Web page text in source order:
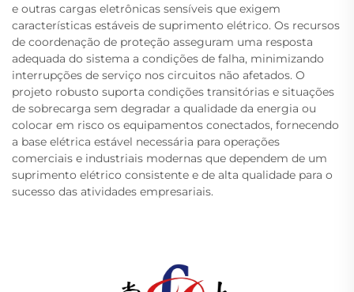
e outras cargas eletrônicas sensíveis que exigem
características estáveis de suprimento elétrico. Os recursos
de coordenação de proteção asseguram uma resposta
adequada do sistema a condições de falha, minimizando
interrupções de serviço nos circuitos não afetados. O
projeto robusto suporta condições transitórias e situações
de sobrecarga sem degradar a qualidade da energia ou
colocar em risco os equipamentos conectados, fornecendo
a base elétrica estável necessária para operações
comerciais e industriais modernas que dependem de um
suprimento elétrico consistente e de alta qualidade para o
sucesso das atividades empresariais.